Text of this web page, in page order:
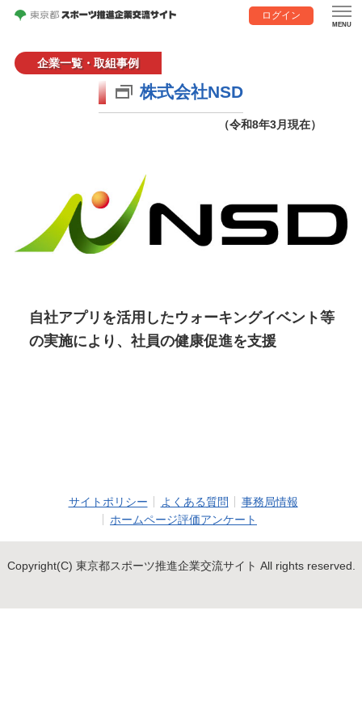
ログイン
企業一覧・取組事例
株式会社NSD
（令和8年3月現在）
自社アプリを活用したウォーキングイベント等
の実施により、社員の健康促進を支援
サイトポリシー よくある質問
事務局情報
ホームページ評価アンケート
Copyright(C) 東京都スポーツ推進企業交流サイト All rights reserved.